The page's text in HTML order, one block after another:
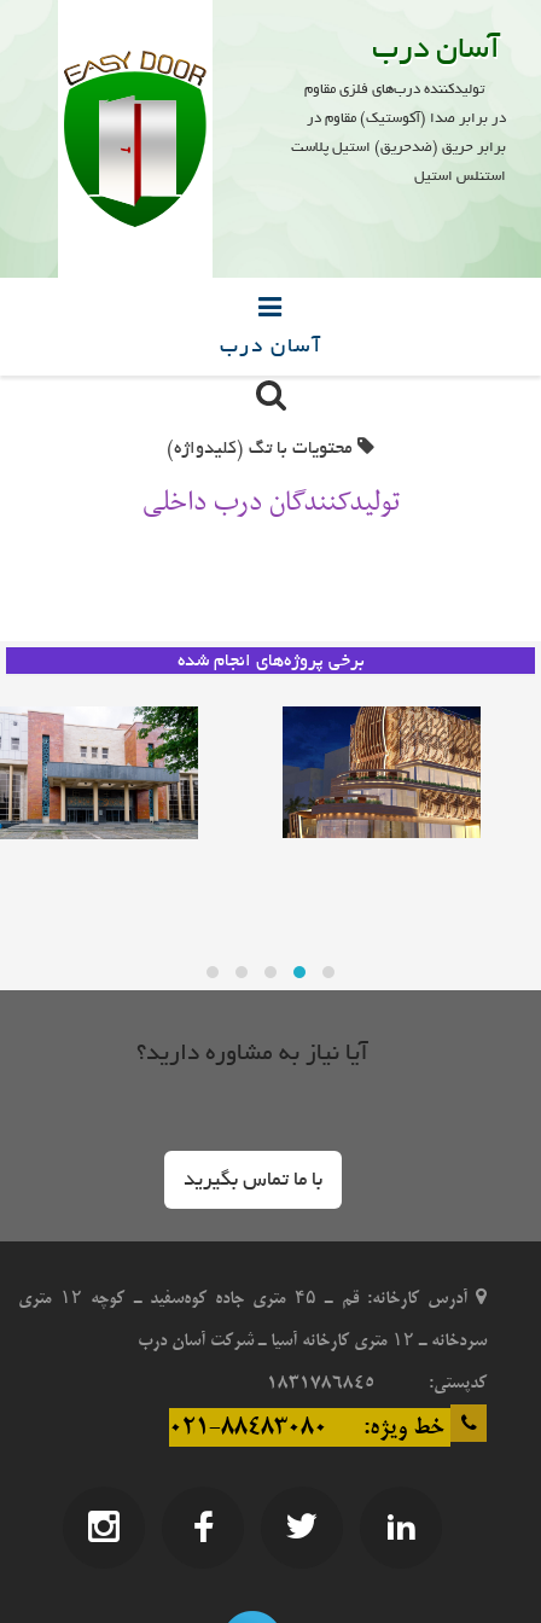
آسان درب
تولیدکننده درب‌های فلزی مقاوم
در برابر صدا (آکوستیک) مقاوم در
برابر حریق (ضدحریق) استیل پلاست
استنلس استیل
آسان درب
صفحه اصلی
محصولات
پروژه‌ها
ارتباط با ما
محتویات با تگ (کلیدواژه)
تولیدکنندگان درب داخلی
برخی پروژه‌های انجام شده
درب سالن پردیس سینمایی
هروی سنتر
درب آکوستیک ضد حریق
تالار مرکزی رشت
آیا نیاز به مشاوره دارید؟
با ما تماس بگیرید
آدرس کارخانه: قم ـ ۴۵ متری جاده کوه‌سفید ـ کوچه ۱۲ متری
سردخانه ـ ۱۲ متری کارخانه آسیا ـ شرکت آسان درب
کدپستی: 1831786845
خط ویژه: 88483080-021